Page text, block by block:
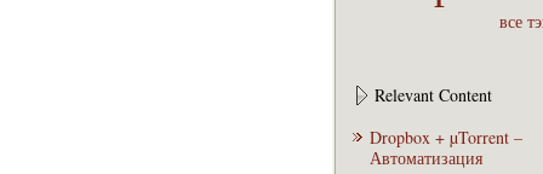
все
Relevant Content
Dropbox + µTorrent –
Автоматизация